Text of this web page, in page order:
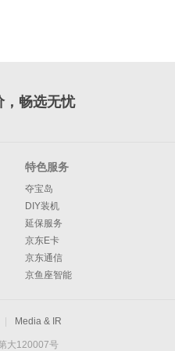
，畅选无忧
特色服务
夺宝岛
DIY装机
延保服务
京东E卡
京东通信
京鱼座智能
Media & IR
大120007号